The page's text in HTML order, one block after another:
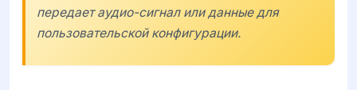
передает аудио-сигнал или данные для
пользовательской конфигурации.